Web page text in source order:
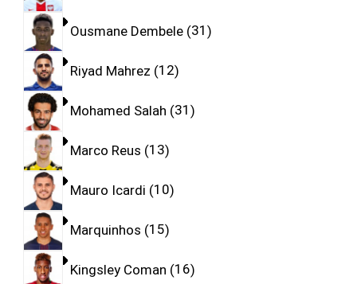
Ousmane Dembele 31
Riyad Mahrez 12
Mohamed Salah 31
Marco Reus 13
Mauro Icardi 10
Marquinhos 15
Kingsley Coman 16